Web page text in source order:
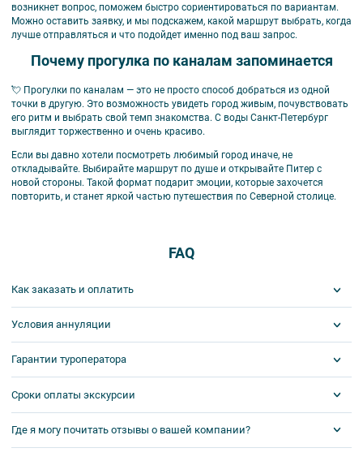
возникнет вопрос, поможем быстро сориентироваться по вариантам.
Можно оставить заявку, и мы подскажем, какой маршрут выбрать, когда
лучше отправляться и что подойдет именно под ваш запрос.
Почему прогулка по каналам запоминается
💘 Прогулки по каналам — это не просто способ добраться из одной
точки в другую. Это возможность увидеть город живым, почувствовать
его ритм и выбрать свой темп знакомства. С воды Санкт-Петербург
выглядит торжественно и очень красиво.
Если вы давно хотели посмотреть любимый город иначе, не
откладывайте. Выбирайте маршрут по душе и открывайте Питер с
новой стороны. Такой формат подарит эмоции, которые захочется
повторить, и станет яркой частью путешествия по Северной столице.
FAQ
Как заказать и оплатить
1 шаг: отправить заявку.
следующим образом:
- нажать кнопку «Забронировать» в описании экскурсии или
- написать специалистам в онлайн-чате в правом нижнем углу;
- позвонить по телефону (812) 309 51 92;
- отправить запрос по электронной почте zakaz@excurspb.ru.
Условия аннуляции
Сроки аннуляций и штрафы по сборным турам
частичной аннуляции услуг указанные штрафные санкции
применяются к стоимости аннулированной части услуг.
Сроки аннуляций по сборным экскурсиям:
Гарантии туроператора
Компания «Прогулки»– официальный туроператор внутреннего
Мы внесены в реестр туроператоров и турагентов Министерства
экономического развития Российской Федерации.Проверить
Сроки оплаты экскурсии
Если до начала экскурсии 21 день и более — 7 дней.
Где я могу почитать отзывы о вашей компании?